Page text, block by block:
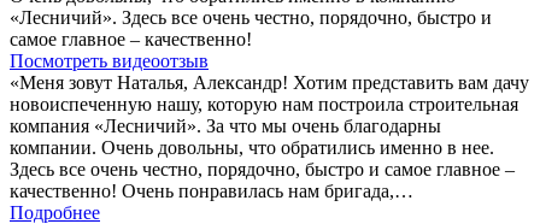
«Лесничий». Здесь все очень честно, порядочно, быстро и
самое главное – качественно!
Посмотреть видеоотзыв
«Меня зовут Наталья, Александр! Хотим представить вам дачу
новоиспеченную нашу, которую нам построила строительная
компания «Лесничий». За что мы очень благодарны
компании. Очень довольны, что обратились именно в нее.
Здесь все очень честно, порядочно, быстро и самое главное –
качественно! Очень понравилась нам бригада,…
Подробнее